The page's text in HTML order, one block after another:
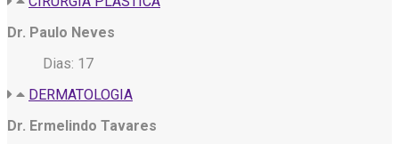
Dr. Paulo Neves
Dias: 17
DERMATOLOGIA
Dr. Ermelindo Tavares